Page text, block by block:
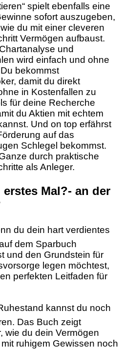
spielt ebenfalls eine
sofort auszugeben,
du mit einer cleveren
Vermögen aufbaust.
und
wird einfach und ohne
bekommst
damit du direkt
in Kostenfallen zu
für deine Recherche
du Aktien mit echtem
Und on top erfährst
auf das
Schlegel bekommst.
durch praktische
als Anleger.
Mal?- an der
du dein hart verdientes
dem Sparbuch
und den Grundstein für
legen möchtest,
perfekten Leitfaden für
kannst du noch
Das Buch zeigt
wie du dein Vermögen
ruhigem Gewissen noch